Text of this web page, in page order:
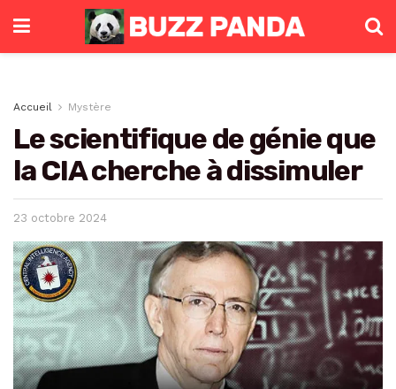
Accueil Mystère
Le scientifique de génie que
la CIA cherche à dissimuler
23 octobre 2024